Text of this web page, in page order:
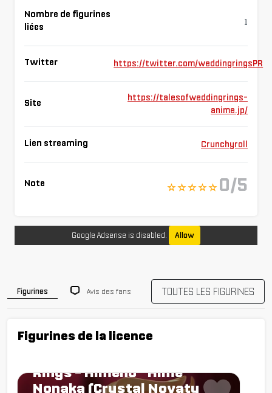
Nombre de figurines
liées
1
Twitter https://twitter.com/weddingringsPR
Site
https://talesofweddingrings-
anime.jp/
Lien streaming Crunchyroll
Note ☆ ☆ ☆ ☆ ☆ 0/5
Google Adsense is disabled. Allow
Figurines Avis des fans TOUTES LES FIGURINES
Figurines de la licence
Rings - Himeno "Hime"
Nonaka (Crystal Novaty